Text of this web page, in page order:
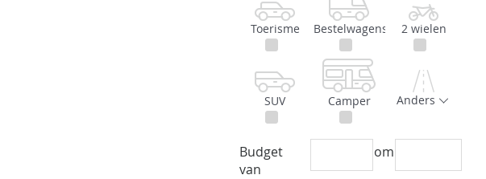
Toerisme Bestelwagens 2 wielen
SUV Camper Anders
Budget
van
om